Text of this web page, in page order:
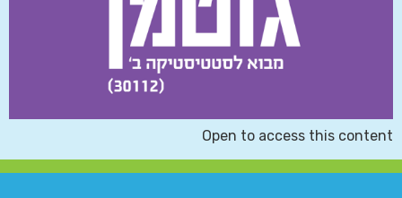
Open to access this content